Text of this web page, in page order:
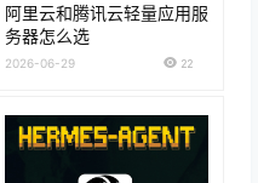
阿里云和腾讯云轻量应用服
务器怎么选
2026-06-29 22